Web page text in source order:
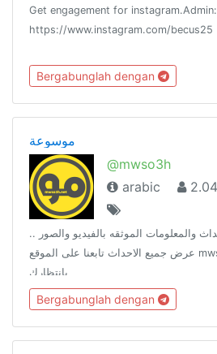
Get engagement for instagram.Admin:
https://www.instagram.com/becus25
Bergabunglah dengan
موسوعة
@mwso3h
arabic
والمعلومات الموثقه بالفيديو والصور ..
عرض جميع الاحداث تابعنا على الموقع mwso3h.net | عالم مذهل ..
بإنتظارك
Bergabunglah dengan